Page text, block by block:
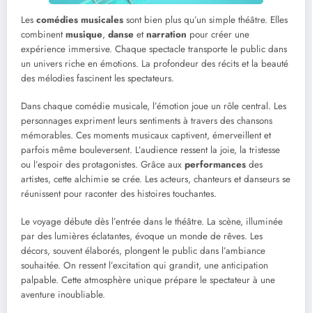
Les comédies musicales sont bien plus qu’un simple théâtre. Elles
combinentmusique, danse etnarration pour créer une
expérience immersive. Chaque spectacle transporte le public dans
un univers riche en émotions. La profondeur des récits et la beauté
des mélodies fascinent les spectateurs.
Dans chaque comédie musicale, l’émotion joue un rôle central. Les
personnages expriment leurs sentiments à travers des chansons
mémorables. Ces moments musicaux captivent, émerveillent et
parfois même bouleversent. L’audience ressent la joie, la tristesse
ou l’espoir des protagonistes. Grâce aux performances des
artistes, cette alchimie se crée. Les acteurs, chanteurs et danseurs se
réunissent pour raconter des histoires touchantes.
Le voyage débute dès l’entrée dans le théâtre. La scène, illuminée
par des lumières éclatantes, évoque un monde de rêves. Les
décors, souvent élaborés, plongent le public dans l’ambiance
souhaitée. On ressent l’excitation qui grandit, une anticipation
palpable. Cette atmosphère unique prépare le spectateur à une
aventure inoubliable.